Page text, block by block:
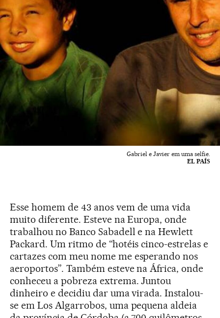
Gabriel e Javier em uma selfie.
EL PAÍS
Esse homem de 43 anos vem de uma vida
muito diferente. Esteve na Europa, onde
trabalhou no Banco Sabadell e na Hewlett
Packard. Um ritmo de “hotéis cinco-estrelas e
cartazes com meu nome me esperando nos
aeroportos”. Também esteve na África, onde
conheceu a pobreza extrema. Juntou
dinheiro e decidiu dar uma virada. Instalou-
se em Los Algarrobos, uma pequena aldeia